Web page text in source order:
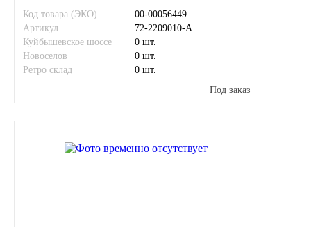
Новоуфимский НПЗ
Оригинальные масла
North Sea Lubricants
Код товара (ЭКО)
00-00056449
Артикул
72-2209010-А
Куйбышевское шоссе
0 шт.
Новоселов
0 шт.
Ретро склад
0 шт.
Под заказ